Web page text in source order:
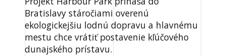
Bratislavy stáročiami overenú
ekologickejšiu lodnú dopravu a hlavnému
mestu chce vrátiť postavenie kľúčového
dunajského prístavu.